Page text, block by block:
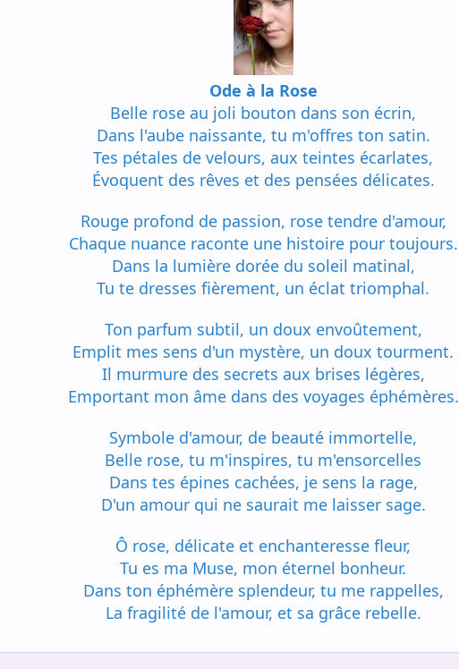
Ode à la Rose
Belle rose au joli bouton dans son écrin,
Dans l'aube naissante, tu m'offres ton satin.
Tes pétales de velours, aux teintes écarlates,
Évoquent des rêves et des pensées délicates.
Rouge profond de passion, rose tendre d'amour,
Chaque nuance raconte une histoire pour toujours.
Dans la lumière dorée du soleil matinal,
Tu te dresses fièrement, un éclat triomphal.
Ton parfum subtil, un doux envoûtement,
Emplit mes sens d'un mystère, un doux tourment.
Il murmure des secrets aux brises légères,
Emportant mon âme dans des voyages éphémères.
Symbole d'amour, de beauté immortelle,
Belle rose, tu m'inspires, tu m'ensorcelles
Dans tes épines cachées, je sens la rage,
D'un amour qui ne saurait me laisser sage.
Ô rose, délicate et enchanteresse fleur,
Tu es ma Muse, mon éternel bonheur.
Dans ton éphémère splendeur, tu me rappelles,
La fragilité de l'amour, et sa grâce rebelle.